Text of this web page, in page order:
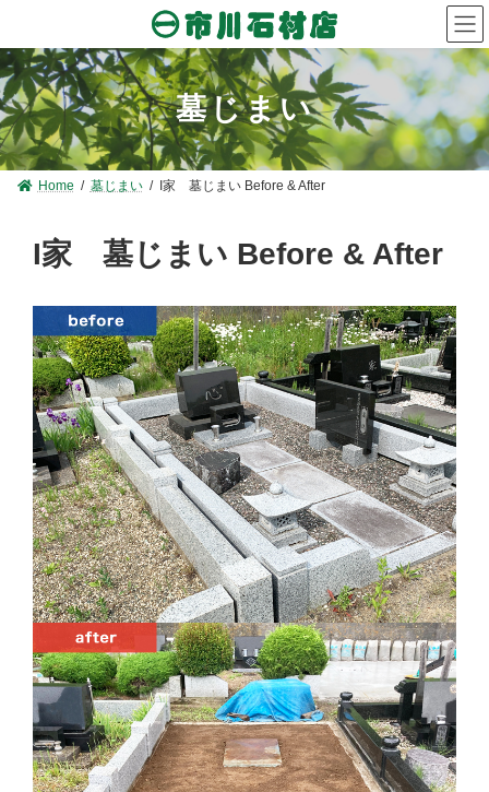
テ
ン
ツ
へ
ス
キ
ッ
ゲ
ー
シ
ョ
ン
に
移
墓じまい
Home 墓じまい I家 墓じまい Before & After
I家 墓じまい Before & After